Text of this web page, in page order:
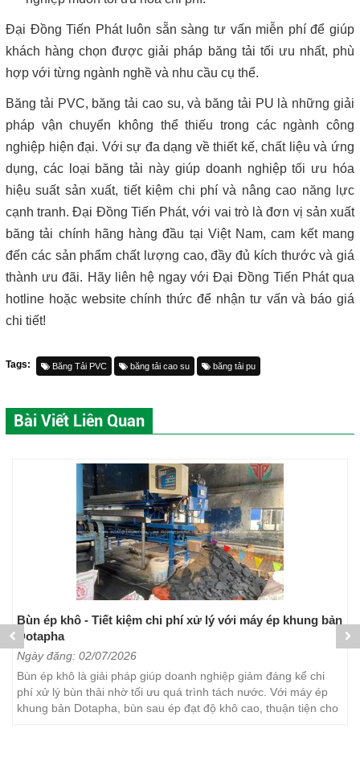
Đại Đồng Tiến Phát luôn sẵn sàng tư vấn miễn phí để giúp
khách hàng chọn được giải pháp băng tải tối ưu nhất, phù
hợp với từng ngành nghề và nhu cầu cụ thể.
Băng tải PVC, băng tải cao su, và băng tải PU là những giải
pháp vận chuyển không thể thiếu trong các ngành công
nghiệp hiện đại. Với sự đa dạng về thiết kế, chất liệu và ứng
dụng, các loại băng tải này giúp doanh nghiệp tối ưu hóa
hiệu suất sản xuất, tiết kiệm chi phí và nâng cao năng lực
cạnh tranh. Đại Đồng Tiến Phát, với vai trò là đơn vị sản xuất
băng tải chính hãng hàng đầu tại Việt Nam, cam kết mang
đến các sản phẩm chất lượng cao, đầy đủ kích thước và giá
thành ưu đãi. Hãy liên hệ ngay với Đại Đồng Tiến Phát qua
hotline hoặc website chính thức để nhận tư vấn và báo giá
chi tiết!
Tags: Băng Tải PVC băng tải cao su băng tải pu
Bài Viết Liên Quan
Bùn ép khô - Tiết kiệm chi phí xử lý với máy ép khung bản
Dotapha
Ngày đăng: 02/07/2026
Bùn ép khô là giải pháp giúp doanh nghiệp giảm đáng kể chi
phí xử lý bùn thải nhờ tối ưu quá trình tách nước. Với máy ép
khung bản Dotapha, bùn sau ép đạt độ khô cao, thuận tiện cho